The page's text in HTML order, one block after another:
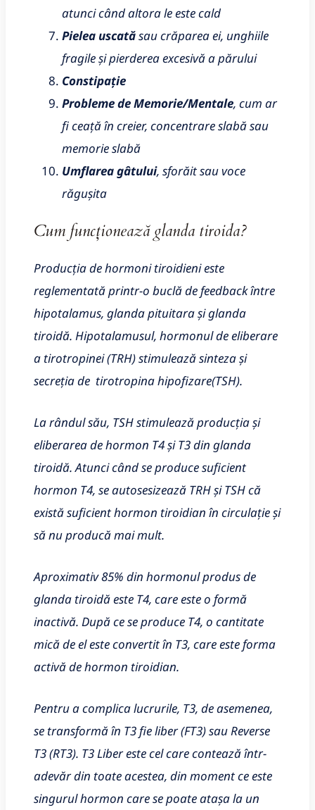
atunci când altora le este cald
Pielea uscatăsau crăparea ei, unghiile
fragile și pierderea excesivă a părului
Constipație
Probleme de Memorie/Mentale, cum ar
fi ceață în creier, concentrare slabă sau
memorie slabă
Umflarea gâtului, sforăit sau voce
răgușita
Cum funcționează glanda tiroida?
Producția de hormoni tiroidieni este
reglementată printr-o buclă de feedback între
hipotalamus, glanda pituitara și glanda
tiroidă. Hipotalamusul, hormonul de eliberare
a tirotropinei (TRH) stimulează sinteza și
secreția de tirotropina hipofizare(TSH).
La rândul său, TSH stimulează producția și
eliberarea de hormon T4 și T3 din glanda
tiroidă. Atunci când se produce suficient
hormon T4, se autosesizează TRH și TSH că
există suficient hormon tiroidian în circulație și
să nu producă mai mult.
Aproximativ 85% din hormonul produs de
glanda tiroidă este T4, care este o formă
inactivă. După ce se produce T4, o cantitate
mică de el este convertit în T3, care este forma
activă de hormon tiroidian.
Pentru a complica lucrurile, T3, de asemenea,
se transformă în T3 fie liber (FT3) sau Reverse
T3 (RT3). T3 Liber este cel care contează într-
adevăr din toate acestea, din moment ce este
singurul hormon care se poate atașa la un